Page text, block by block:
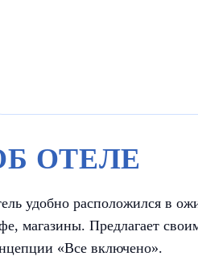
ОТЕЛЕ
удобно расположился в
магазины. Предлагает
«Все включено».